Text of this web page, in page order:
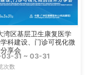
湾区基层卫生康复医学
科建设、门诊可视化微
享会
31 ~ 03-31
次数